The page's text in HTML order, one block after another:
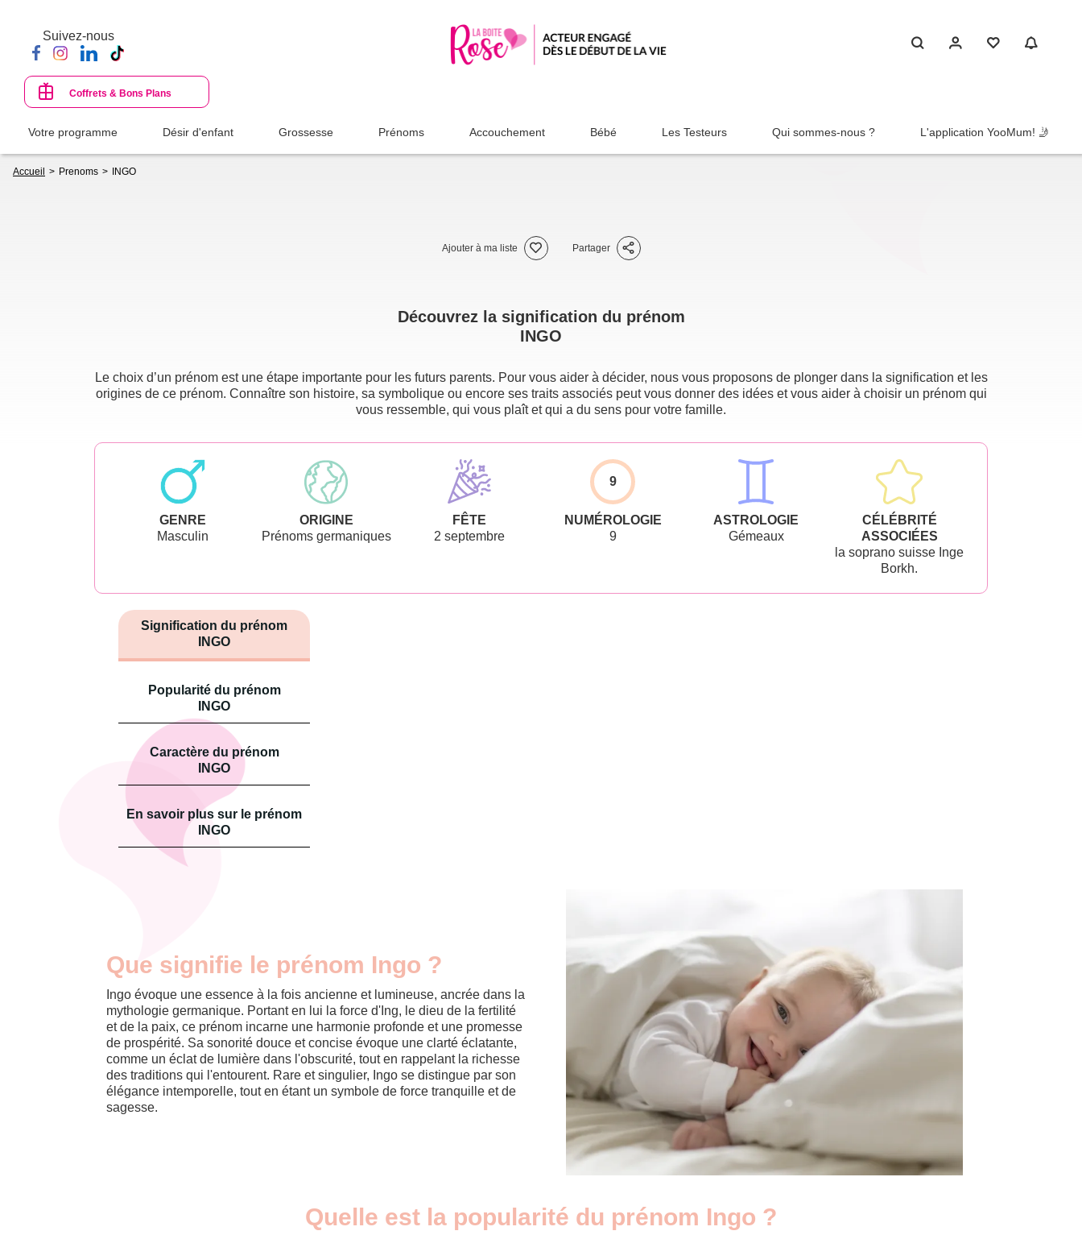
contenu
principal
Suivez-nous
Coffrets & Bons Plans
Votre programme Désir d'enfant Grossesse Prénoms Accouchement Bébé Les Testeurs Qui sommes-nous ? L'application YooMum! 🤳
d'Ariane
Accueil Prenoms INGO
Ajouter à ma liste Partager
Découvrez la signification du prénom
INGO
Le choix d’un prénom est une étape importante pour les futurs parents. Pour vous aider à décider, nous vous proposons de plonger dans la signification et les
origines de ce prénom. Connaître son histoire, sa symbolique ou encore ses traits associés peut vous donner des idées et vous aider à choisir un prénom qui
vous ressemble, qui vous plaît et qui a du sens pour votre famille.
GENRE
Masculin
ORIGINE
Prénoms germaniques
FÊTE
2 septembre
9
NUMÉROLOGIE
9
ASTROLOGIE
Gémeaux
CÉLÉBRITÉ
ASSOCIÉES
la soprano suisse Inge
Borkh.
Signification du prénom
INGO
Popularité du prénom
INGO
Caractère du prénom
INGO
En savoir plus sur le prénom
INGO
Que signifie le prénom Ingo ?
Ingo évoque une essence à la fois ancienne et lumineuse, ancrée dans la
mythologie germanique. Portant en lui la force d'Ing, le dieu de la fertilité
et de la paix, ce prénom incarne une harmonie profonde et une promesse
de prospérité. Sa sonorité douce et concise évoque une clarté éclatante,
comme un éclat de lumière dans l'obscurité, tout en rappelant la richesse
des traditions qui l'entourent. Rare et singulier, Ingo se distingue par son
élégance intemporelle, tout en étant un symbole de force tranquille et de
sagesse.
Quelle est la popularité du prénom Ingo ?